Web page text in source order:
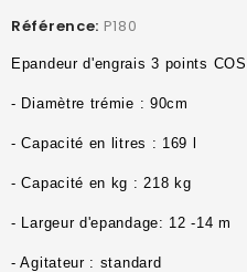
Référence: P180
Epandeur d'engrais 3 points
- Diamètre trémie : 90cm
- Capacité en litres : 169 l
- Capacité en kg : 218 kg
- Largeur d'epandage: 12 -14 m
- Agitateur : standard